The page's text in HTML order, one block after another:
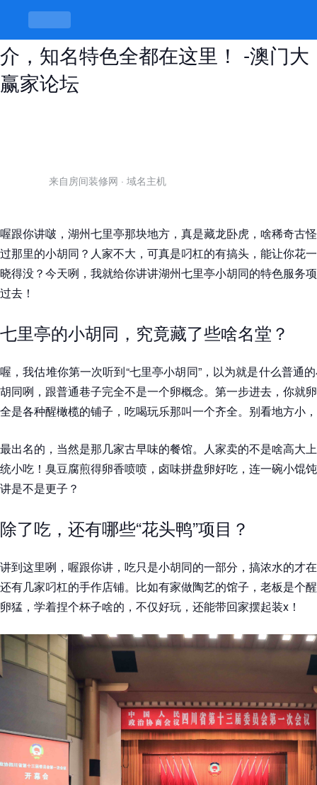
湖州七里亭小胡同的特色服务项目
介，知名特色全都在这里！ -澳门大
赢家论坛
来自房间装修网 · 域名主机
喔跟你讲啵，湖州七里亭那块地方，真是藏龙卧虎，啥稀奇古
过那里的小胡同？人家不大，可真是叼杠的有搞头，能让你花
晓得没？今天咧，我就给你讲讲湖州七里亭小胡同的特色服务
过去！
七里亭的小胡同，究竟藏了些啥名堂？
喔，我估堆你第一次听到“七里亭小胡同”，以为就是什么普通
胡同咧，跟普通巷子完全不是一个卵概念。第一步进去，你就
全是各种醒橄榄的铺子，吃喝玩乐那叫一个齐全。别看地方小
最出名的，当然是那几家古早味的餐馆。人家卖的不是啥高大
统小吃！臭豆腐煎得卵香喷喷，卤味拼盘卵好吃，连一碗小馄
讲是不是更子？
除了吃，还有哪些“花头鸭”项目？
讲到这里咧，喔跟你讲，吃只是小胡同的一部分，搞浓水的才
还有几家叼杠的手作店铺。比如有家做陶艺的馆子，老板是个
卵猛，学着捏个杯子啥的，不仅好玩，还能带回家摆起装x！